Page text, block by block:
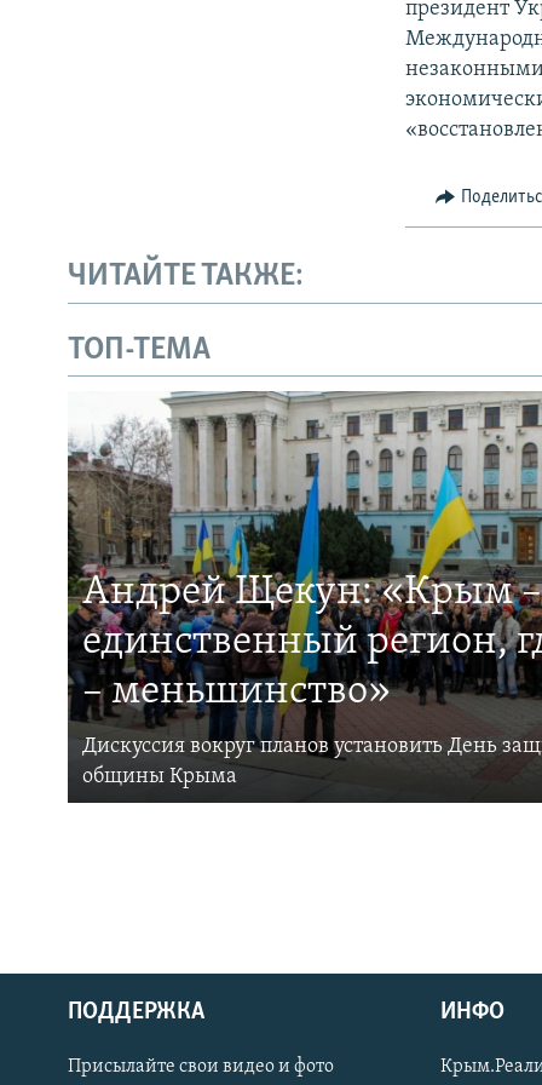
Українською
президент
незаконными
ЧИТАЙТЕ ТАКЖЕ:
ТОП-ТЕМА
Андрей Щекун: «Крым –
единственный регион,
– меньшинство»
Дискуссия вокруг планов установить День
общины Крыма
ПОДДЕРЖКА
Присылайте свои видео и фото
ИНФО